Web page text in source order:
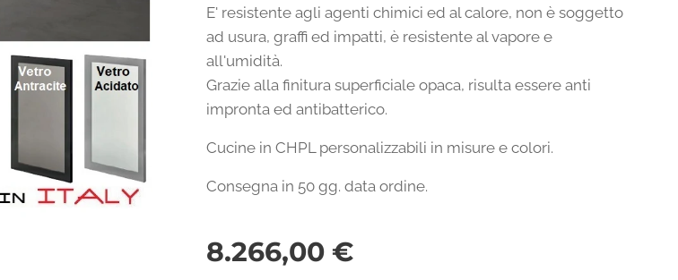
E' resistente agli agenti chimici ed al calore, non è soggetto
ad usura, graffi ed impatti, è resistente al vapore e
all'umidità.
Grazie alla finitura superficiale opaca, risulta essere anti
impronta ed antibatterico.
Cucine in CHPL personalizzabili in misure e colori.
Consegna in 50 gg. data ordine.
8.266,00 €